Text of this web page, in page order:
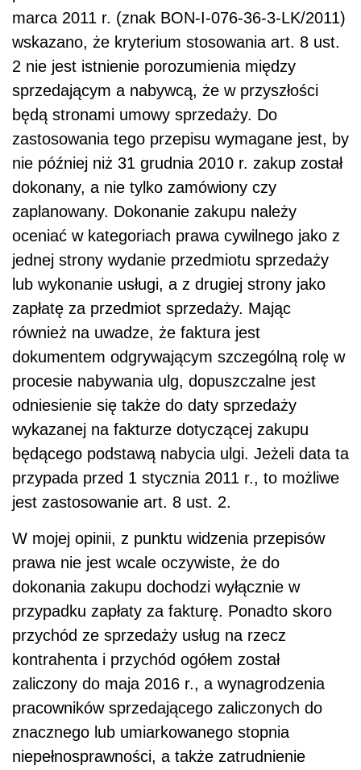
marca 2011 r. (znak BON-I-076-36-3-LK/2011)
wskazano, że kryterium stosowania art. 8 ust.
2 nie jest istnienie porozumienia między
sprzedającym a nabywcą, że w przyszłości
będą stronami umowy sprzedaży. Do
zastosowania tego przepisu wymagane jest, by
nie później niż 31 grudnia 2010 r. zakup został
dokonany, a nie tylko zamówiony czy
zaplanowany. Dokonanie zakupu należy
oceniać w kategoriach prawa cywilnego jako z
jednej strony wydanie przedmiotu sprzedaży
lub wykonanie usługi, a z drugiej strony jako
zapłatę za przedmiot sprzedaży. Mając
również na uwadze, że faktura jest
dokumentem odgrywającym szczególną rolę w
procesie nabywania ulg, dopuszczalne jest
odniesienie się także do daty sprzedaży
wykazanej na fakturze dotyczącej zakupu
będącego podstawą nabycia ulgi. Jeżeli data ta
przypada przed 1 stycznia 2011 r., to możliwe
jest zastosowanie art. 8 ust. 2.
W mojej opinii, z punktu widzenia przepisów
prawa nie jest wcale oczywiste, że do
dokonania zakupu dochodzi wyłącznie w
przypadku zapłaty za fakturę. Ponadto skoro
przychód ze sprzedaży usług na rzecz
kontrahenta i przychód ogółem został
zaliczony do maja 2016 r., a wynagrodzenia
pracowników sprzedającego zaliczonych do
znacznego lub umiarkowanego stopnia
niepełnosprawności, a także zatrudnienie